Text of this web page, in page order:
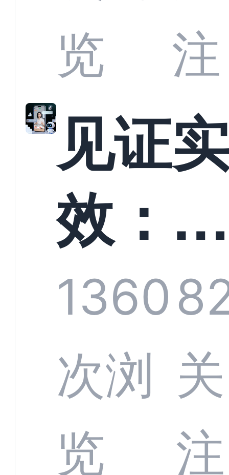
商深度
解析：
螳螂科
技何以
定义行
业标
览
注
见证实
效：螳
螂科技
CRM
何助力
1360
次浏
览
关
注